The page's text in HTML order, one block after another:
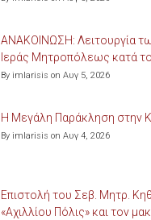
ΑΝΑΚΟΙΝΩΣΗ: Λειτουργία
Ιεράς Μητροπόλεως κατά
By imlarisis on Αυγ 5, 2026
Η Μεγάλη Παράκληση στην
By imlarisis on Αυγ 4, 2026
Επιστολή του Σεβ. Μητρ.
«Αχιλλίου Πόλις» και τον